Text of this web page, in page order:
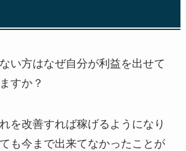
い方はなぜ自分が利益を出せて
すか？
を改善すれば稼げるようになり
も今まで出来てなかったことが